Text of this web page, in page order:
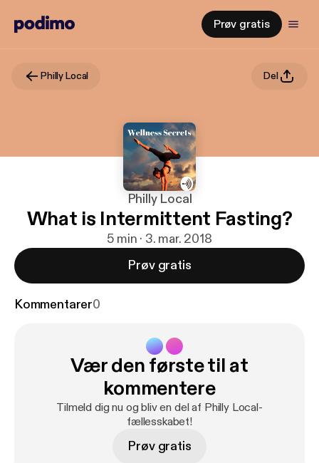
Prøv gratis
Philly Local Del
Philly Local
What is Intermittent Fasting?
5 min · 3. mar. 2018
Prøv gratis
Kommentarer0
Vær den første til at
kommentere
Tilmeld dig nu og bliv en del af Philly Local-
fællesskabet!
Prøv gratis